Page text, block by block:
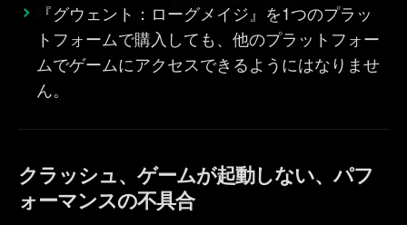
『グウェント：ローグメイジ』を1つのプラッ
トフォームで購入しても、他のプラットフォー
ムでゲームにアクセスできるようにはなりませ
ん。
クラッシュ、ゲームが起動しない、パフ
ォーマンスの不具合